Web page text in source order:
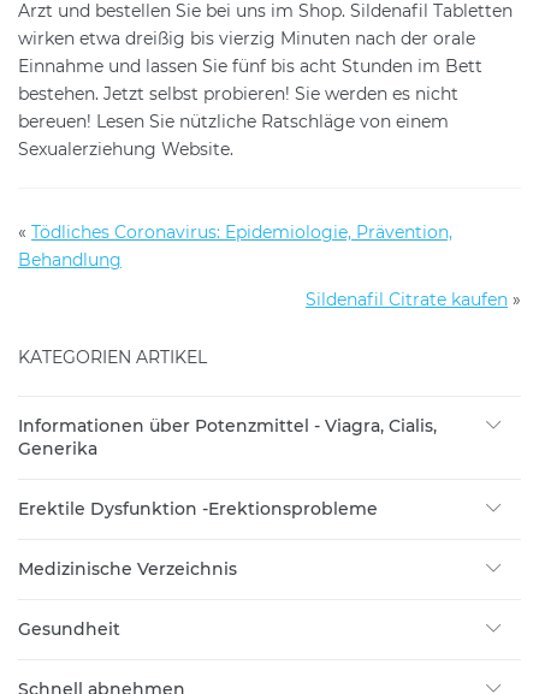
Arzt und bestellen Sie bei uns im Shop. Sildenafil Tabletten
wirken etwa dreißig bis vierzig Minuten nach der orale
Einnahme und lassen Sie fünf bis acht Stunden im Bett
bestehen. Jetzt selbst probieren! Sie werden es nicht
bereuen! Lesen Sie nützliche Ratschläge von einem
Sexualerziehung Website.
« Tödliches Coronavirus: Epidemiologie, Prävention,
Behandlung
Sildenafil Citrate kaufen »
KATEGORIEN ARTIKEL
Informationen über Potenzmittel - Viagra, Cialis,
Generika
Erektile Dysfunktion -Erektionsprobleme
Medizinische Verzeichnis
Gesundheit
Schnell abnehmen